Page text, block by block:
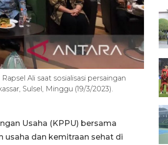
Ali saat sosialisasi persaingan
Sulsel, Minggu (19/3/2023).
Usaha (KPPU) bersama
usaha dan kemitraan sehat di